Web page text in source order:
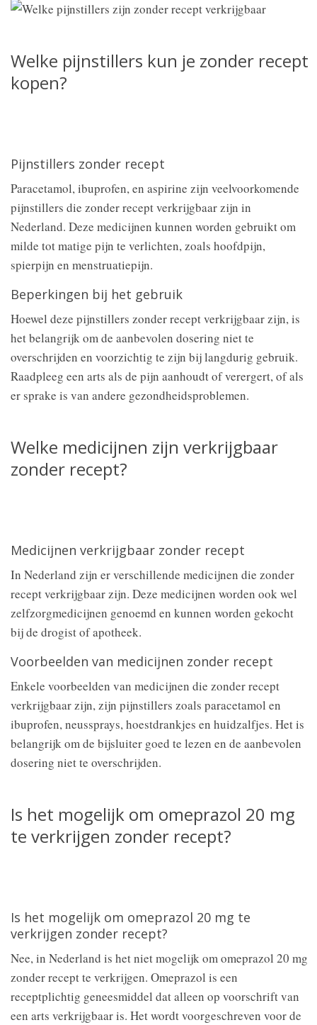
Welke pijnstillers kun je zonder recept
kopen?
Pijnstillers zonder recept
Paracetamol, ibuprofen, en aspirine zijn veelvoorkomende
pijnstillers die zonder recept verkrijgbaar zijn in
Nederland. Deze medicijnen kunnen worden gebruikt om
milde tot matige pijn te verlichten, zoals hoofdpijn,
spierpijn en menstruatiepijn.
Beperkingen bij het gebruik
Hoewel deze pijnstillers zonder recept verkrijgbaar zijn, is
het belangrijk om de aanbevolen dosering niet te
overschrijden en voorzichtig te zijn bij langdurig gebruik.
Raadpleeg een arts als de pijn aanhoudt of verergert, of als
er sprake is van andere gezondheidsproblemen.
Welke medicijnen zijn verkrijgbaar
zonder recept?
Medicijnen verkrijgbaar zonder recept
In Nederland zijn er verschillende medicijnen die zonder
recept verkrijgbaar zijn. Deze medicijnen worden ook wel
zelfzorgmedicijnen genoemd en kunnen worden gekocht
bij de drogist of apotheek.
Voorbeelden van medicijnen zonder recept
Enkele voorbeelden van medicijnen die zonder recept
verkrijgbaar zijn, zijn pijnstillers zoals paracetamol en
ibuprofen, neussprays, hoestdrankjes en huidzalfjes. Het is
belangrijk om de bijsluiter goed te lezen en de aanbevolen
dosering niet te overschrijden.
Is het mogelijk om omeprazol 20 mg
te verkrijgen zonder recept?
Is het mogelijk om omeprazol 20 mg te
verkrijgen zonder recept?
Nee, in Nederland is het niet mogelijk om omeprazol 20 mg
zonder recept te verkrijgen. Omeprazol is een
receptplichtig geneesmiddel dat alleen op voorschrift van
een arts verkrijgbaar is. Het wordt voorgeschreven voor de